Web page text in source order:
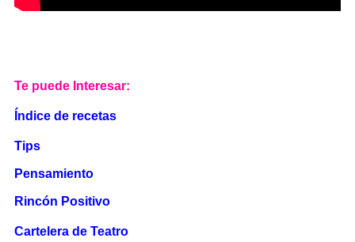
Te puede Interesar:
Índice de recetas
Tips
Pensamiento
Rincón Positivo
Cartelera de Teatro